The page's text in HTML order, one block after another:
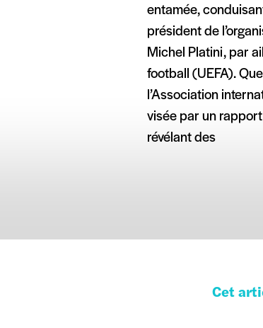
entamée,
président de
Michel Platini, par
football (UEFA).
l’Association
visée par un
révélant des
Cet